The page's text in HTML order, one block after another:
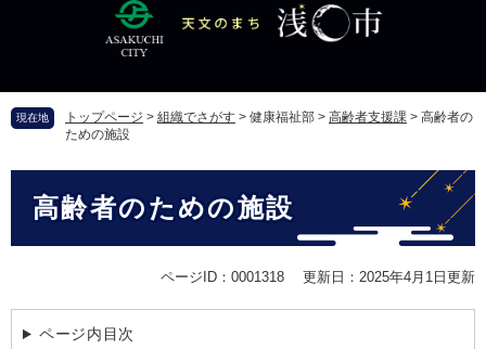
頭
す
飛
し
現在地 トップページ > 組織でさがす > 健康福祉部 > 高齢者支援課 > 高齢者の
ための施設
高齢者のための施設
ページID：0001318 更新日：2025年4月1日更新
ページ内目次